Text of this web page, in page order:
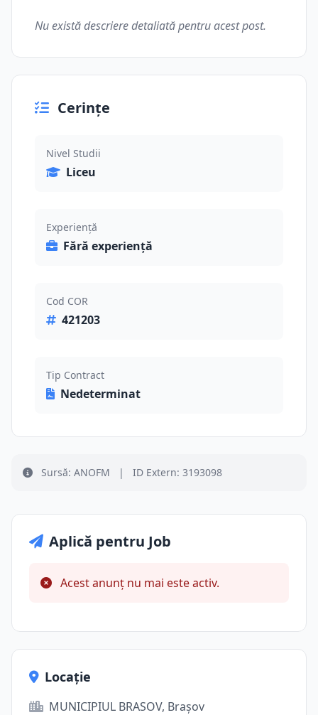
Nu există descriere detaliată pentru acest post.
Cerințe
Nivel Studii
Liceu
Experiență
Fără experiență
Cod COR
421203
Tip Contract
Nedeterminat
Sursă: ANOFM | ID Extern: 3193098
Aplică pentru Job
Acest anunț nu mai este activ.
Locație
MUNICIPIUL BRASOV, Brașov